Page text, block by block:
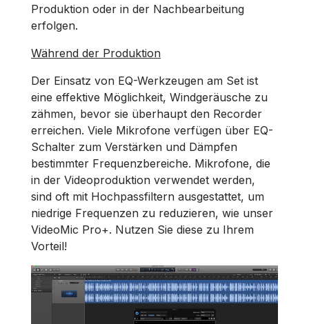
Produktion oder in der Nachbearbeitung
erfolgen.
Während der Produktion
Der Einsatz von EQ-Werkzeugen am Set ist
eine effektive Möglichkeit, Windgeräusche zu
zähmen, bevor sie überhaupt den Recorder
erreichen. Viele Mikrofone verfügen über EQ-
Schalter zum Verstärken und Dämpfen
bestimmter Frequenzbereiche. Mikrofone, die
in der Videoproduktion verwendet werden,
sind oft mit Hochpassfiltern ausgestattet, um
niedrige Frequenzen zu reduzieren, wie unser
VideoMic Pro+. Nutzen Sie diese zu Ihrem
Vorteil!